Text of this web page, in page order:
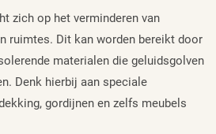
zich op het verminderen van
ruimtes. Dit kan worden bereikt door
materialen die geluidsgolven
Denk hierbij aan speciale
gordijnen en zelfs meubels